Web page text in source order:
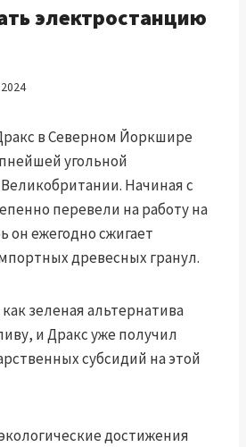
электростанцию
в Северном Йоркшире
угольной
Начиная с
перевели на работу на
он ежегодно сжигает
древесных гранул.
зеленая альтернатива
и Дракс уже получил
субсидий на этой
достижения